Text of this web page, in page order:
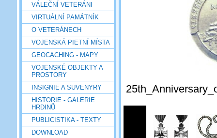
VÁLEČNÍ VETERÁNI
VIRTUÁLNÍ PAMÁTNÍK
O VETERÁNECH
VOJENSKÁ PIETNÍ MÍSTA
GEOCACHING - MAPY
VOJENSKÉ OBJEKTY A
PROSTORY
INSIGNIE A SUVENYRY
HISTORIE - GALERIE
HRDINŮ
PUBLICISTIKA - TEXTY
DOWNLOAD